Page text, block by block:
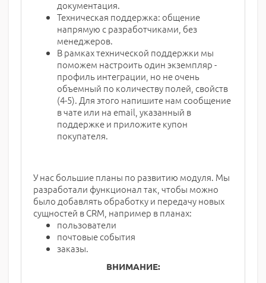
документация.
Техническая поддержка: общение
напрямую с разработчиками, без
менеджеров.
В рамках технической поддержки мы
поможем настроить один экземпляр -
профиль интеграции, но не очень
объемный по количеству полей, свойств
(4-5). Для этого напишите нам сообщение
в чате или на email, указанный в
поддержке и приложите купон
покупателя.
У нас большие планы по развитию модуля. Мы
разработали функционал так, чтобы можно
было добавлять обработку и передачу новых
сущностей в CRM, например в планах:
пользователи
почтовые события
заказы.
ВНИМАНИЕ: